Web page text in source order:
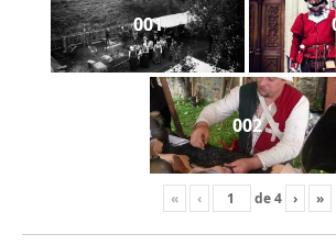
001
002
« ‹ de4 › »